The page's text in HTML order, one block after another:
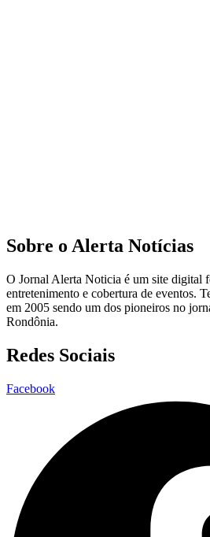
Sobre o Alerta Notícias
O Jornal Alerta Noticia é um site digital
entretenimento e cobertura de eventos.
em 2005 sendo um dos pioneiros no
Rondônia.
Redes Sociais
Facebook